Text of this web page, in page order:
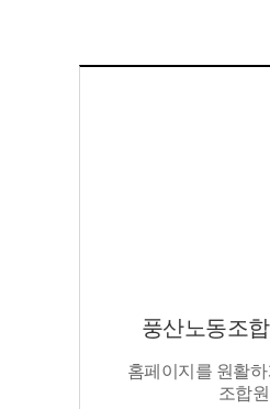
풍산노동조
홈페이지를 원활
조합